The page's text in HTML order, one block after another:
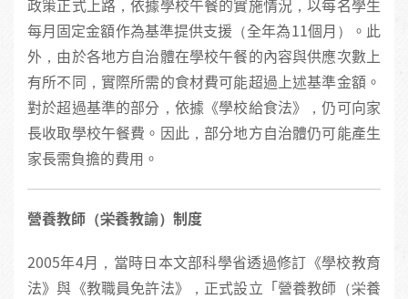
政策正式上路，依據學校午餐的實施情況，以每名學生
每月固定金額作為基準提供支援（全年為11個月）。此
外，由於各地方自治體在學校午餐的內容與供應次數上
有所不同，實際所需的食材費可能超過上述基準金額。
對於超過基準的部分，依據《學校給食法》，仍可向家
長收取學校午餐費。因此，部分地方自治體仍可能產生
家長需負擔的費用。
營養教師（栄養教諭）制度
2005年4月，當時日本文部科學省透過修訂《學校教育
法》與《教職員免許法》，正式設立「營養教師（栄養